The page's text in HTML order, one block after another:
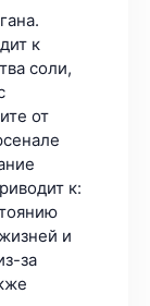
к
соли,
от
к:
и
за